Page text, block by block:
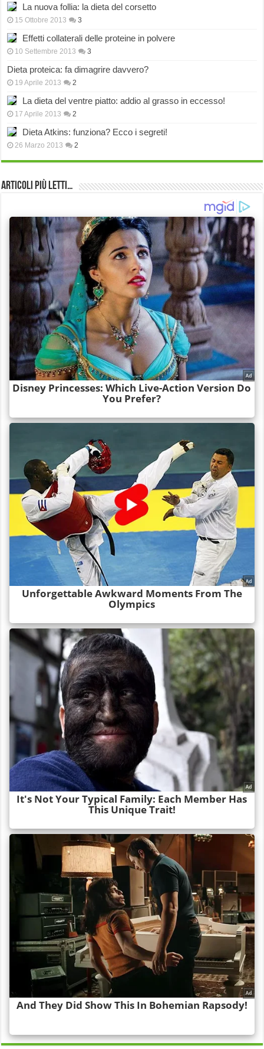
La nuova follia: la dieta del corsetto
15 Ottobre 2013 3
Effetti collaterali delle proteine in polvere
10 Settembre 2013 3
Dieta proteica: fa dimagrire davvero?
19 Aprile 2013 2
La dieta del ventre piatto: addio al grasso in eccesso!
17 Aprile 2013 2
Dieta Atkins: funziona? Ecco i segreti!
26 Marzo 2013 2
Articoli più Letti…